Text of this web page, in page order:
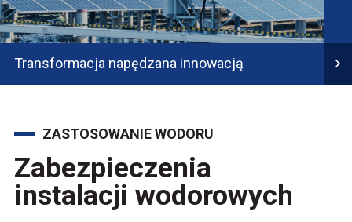
Transformacja napędzana innowacją
ZASTOSOWANIE WODORU
Zabezpieczenia
instalacji wodorowych